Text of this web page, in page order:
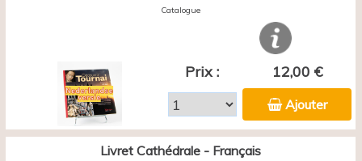
Catalogue
Prix : 12,00 €
Ajouter
Livret Cathédrale - Français